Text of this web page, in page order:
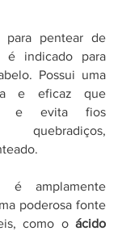
para pentear de
é indicado para
Possui uma
e eficaz que
e evita fios
é amplamente
poderosa fonte
como o ácido